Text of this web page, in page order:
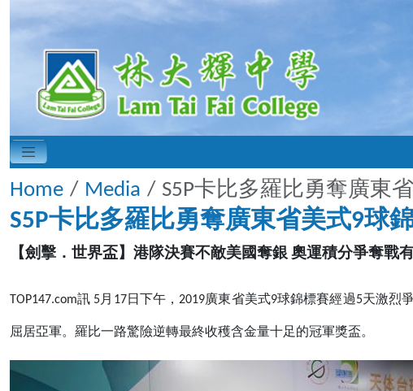
Home Media S5P卡比多羅比勇奪廣東
S5P卡比多羅比勇奪廣東省美式9球
【劍擊．世界盃】港隊決賽不敵美國奪銀 奧運積分爭奪戰
TOP147.com訊 5月17日下午，2019廣東省美式9球錦標賽經過5天激
屈居亞軍。羅比一路驚險逆轉最終收穫含金量十足的冠軍獎盃。